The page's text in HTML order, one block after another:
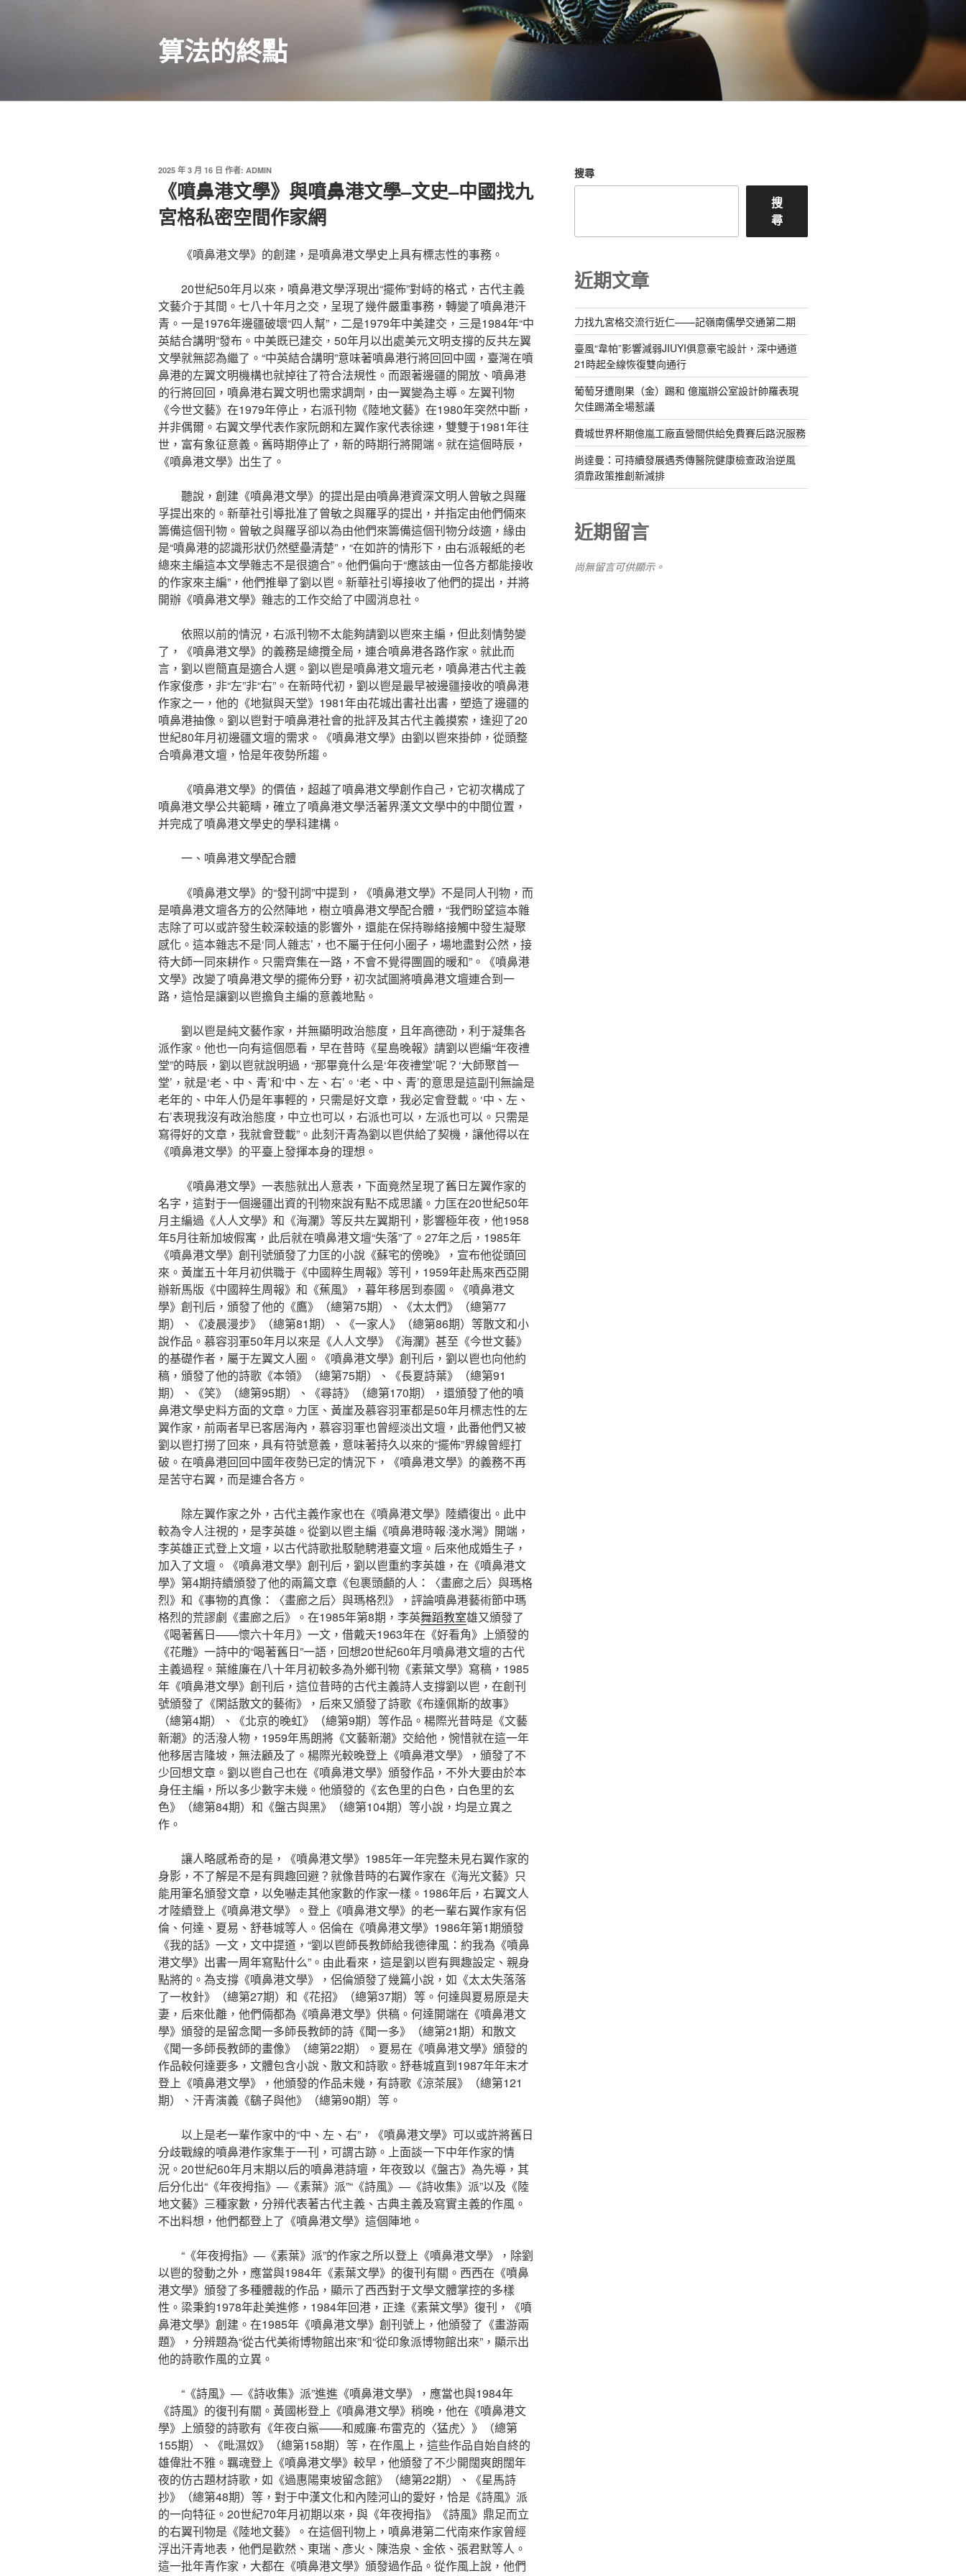
算法的終點
發
2025 年 3 月 16 日 作者: ADMIN
《噴鼻港文學》與噴鼻港文學–文史–中國找九
宮格私密空間作家網
《噴鼻港文學》的創建，是噴鼻港文學史上具有標志性的事務。
20世紀50年月以來，噴鼻港文學浮現出“擺佈”對峙的格式，古代主義
文藝介于其間。七八十年月之交，呈現了幾件嚴重事務，轉變了噴鼻港汗
青。一是1976年邊疆破壞“四人幫”，二是1979年中美建交，三是1984年“中
英結合講明”發布。中美既已建交，50年月以出處美元文明支撐的反共左翼
文學就無認為繼了。“中英結合講明”意味著噴鼻港行將回回中國，臺灣在噴
鼻港的左翼文明機構也就掉往了符合法規性。而跟著邊疆的開放、噴鼻港
的行將回回，噴鼻港右翼文明也需求調劑，由一翼變為主導。左翼刊物
《今世文藝》在1979年停止，右派刊物《陸地文藝》在1980年突然中斷，
并非偶爾。右翼文學代表作家阮朗和左翼作家代表徐速，雙雙于1981年往
世，富有象征意義。舊時期停止了，新的時期行將開端。就在這個時辰，
《噴鼻港文學》出生了。
聽說，創建《噴鼻港文學》的提出是由噴鼻港資深文明人曾敏之與羅
孚提出來的。新華社引導批准了曾敏之與羅孚的提出，并指定由他們倆來
籌備這個刊物。曾敏之與羅孚卻以為由他們來籌備這個刊物分歧適，緣由
是“噴鼻港的認識形狀仍然壁壘清楚”，“在如許的情形下，由右派報紙的老
總來主編這本文學雜志不是很適合”。他們偏向于“應該由一位各方都能接收
的作家來主編”，他們推舉了劉以鬯。新華社引導接收了他們的提出，并將
開辦《噴鼻港文學》雜志的工作交給了中國消息社。
依照以前的情況，右派刊物不太能夠請劉以鬯來主編，但此刻情勢變
了，《噴鼻港文學》的義務是總攬全局，連合噴鼻港各路作家。就此而
言，劉以鬯簡直是適合人選。劉以鬯是噴鼻港文壇元老，噴鼻港古代主義
作家俊彥，非“左”非“右”。在新時代初，劉以鬯是最早被邊疆接收的噴鼻港
作家之一，他的《地獄與天堂》1981年由花城出書社出書，塑造了邊疆的
噴鼻港抽像。劉以鬯對于噴鼻港社會的批評及其古代主義摸索，逢迎了20
世紀80年月初邊疆文壇的需求。《噴鼻港文學》由劉以鬯來掛帥，從頭整
合噴鼻港文壇，恰是年夜勢所趨。
《噴鼻港文學》的價值，超越了噴鼻港文學創作自己，它初次構成了
噴鼻港文學公共範疇，確立了噴鼻港文學活著界漢文文學中的中間位置，
并完成了噴鼻港文學史的學科建構。
一、噴鼻港文學配合體
《噴鼻港文學》的“發刊詞”中提到，《噴鼻港文學》不是同人刊物，而
是噴鼻港文壇各方的公然陣地，樹立噴鼻港文學配合體，“我們盼望這本雜
志除了可以或許發生較深較遠的影響外，還能在保持聯絡接觸中發生凝聚
感化。這本雜志不是‘同人雜志’，也不屬于任何小圈子，場地盡對公然，接
待大師一同來耕作。只需齊集在一路，不會不覺得團圓的暖和”。《噴鼻港
文學》改變了噴鼻港文學的擺佈分野，初次試圖將噴鼻港文壇連合到一
路，這恰是讓劉以鬯擔負主編的意義地點。
劉以鬯是純文藝作家，并無顯明政治態度，且年高德劭，利于凝集各
派作家。他也一向有這個愿看，早在昔時《星島晚報》請劉以鬯編“年夜禮
堂”的時辰，劉以鬯就說明過，“那畢竟什么是‘年夜禮堂’呢？‘大師聚首一
堂’，就是‘老、中、青’和‘中、左、右’。‘老、中、青’的意思是這副刊無論是
老年的、中年人仍是年事輕的，只需是好文章，我必定會登載。‘中、左、
右’表現我沒有政治態度，中立也可以，右派也可以，左派也可以。只需是
寫得好的文章，我就會登載”。此刻汗青為劉以鬯供給了契機，讓他得以在
《噴鼻港文學》的平臺上發揮本身的理想。
《噴鼻港文學》一表態就出人意表，下面竟然呈現了舊日左翼作家的
名字，這對于一個邊疆出資的刊物來說有點不成思議。力匡在20世紀50年
月主編過《人人文學》和《海瀾》等反共左翼期刊，影響極年夜，他1958
年5月往新加坡假寓，此后就在噴鼻港文壇“失落”了。27年之后，1985年
《噴鼻港文學》創刊號頒發了力匡的小說《蘇宅的傍晚》，宣布他從頭回
來。黃崖五十年月初供職于《中國粹生周報》等刊，1959年赴馬來西亞開
辦新馬版《中國粹生周報》和《蕉風》，暮年移居到泰國。《噴鼻港文
學》創刊后，頒發了他的《鷹》（總第75期）、《太太們》（總第77
期）、《凌晨漫步》（總第81期）、《一家人》（總第86期）等散文和小
說作品。慕容羽軍50年月以來是《人人文學》《海瀾》甚至《今世文藝》
的基礎作者，屬于左翼文人圈。《噴鼻港文學》創刊后，劉以鬯也向他約
稿，頒發了他的詩歌《本領》（總第75期）、《長夏詩葉》（總第91
期）、《笑》（總第95期）、《尋詩》（總第170期），還頒發了他的噴
鼻港文學史料方面的文章。力匡、黃崖及慕容羽軍都是50年月標志性的左
翼作家，前兩者早已客居海內，慕容羽軍也曾經淡出文壇，此番他們又被
劉以鬯打撈了回來，具有符號意義，意味著持久以來的“擺佈”界線曾經打
破。在噴鼻港回回中國年夜勢已定的情況下，《噴鼻港文學》的義務不再
是苦守右翼，而是連合各方。
除左翼作家之外，古代主義作家也在《噴鼻港文學》陸續復出。此中
較為令人注視的，是李英雄。從劉以鬯主編《噴鼻港時報·淺水灣》開端，
李英雄正式登上文壇，以古代詩歌批駁馳騁港臺文壇。后來他成婚生子，
加入了文壇。《噴鼻港文學》創刊后，劉以鬯重約李英雄，在《噴鼻港文
學》第4期持續頒發了他的兩篇文章《包裹頭顱的人：〈畫廊之后〉與瑪格
烈》和《事物的真像：〈畫廊之后〉與瑪格烈》，評論噴鼻港藝術節中瑪
格烈的荒謬劇《畫廊之后》。在1985年第8期，李英舞蹈教室雄又頒發了
《喝著舊日——懷六十年月》一文，借戴天1963年在《好看角》上頒發的
《花雕》一詩中的“喝著舊日”一語，回想20世紀60年月噴鼻港文壇的古代
主義過程。葉維廉在八十年月初較多為外鄉刊物《素葉文學》寫稿，1985
年《噴鼻港文學》創刊后，這位昔時的古代主義詩人支撐劉以鬯，在創刊
號頒發了《閑話散文的藝術》，后來又頒發了詩歌《布達佩斯的故事》
（總第4期）、《北京的晚虹》（總第9期）等作品。楊際光昔時是《文藝
新潮》的活潑人物，1959年馬朗將《文藝新潮》交給他，惋惜就在這一年
他移居吉隆坡，無法顧及了。楊際光較晚登上《噴鼻港文學》，頒發了不
少回想文章。劉以鬯自己也在《噴鼻港文學》頒發作品，不外大要由於本
身任主編，所以多少數字未幾。他頒發的《玄色里的白色，白色里的玄
色》（總第84期）和《盤古與黑》（總第104期）等小說，均是立異之
作。
讓人略感希奇的是，《噴鼻港文學》1985年一年完整未見右翼作家的
身影，不了解是不是有興趣回避？就像昔時的右翼作家在《海光文藝》只
能用筆名頒發文章，以免嚇走其他家數的作家一樣。1986年后，右翼文人
才陸續登上《噴鼻港文學》。登上《噴鼻港文學》的老一輩右翼作家有侶
倫、何達、夏易、舒巷城等人。侶倫在《噴鼻港文學》1986年第1期頒發
《我的話》一文，文中提道，“劉以鬯師長教師給我德律風：約我為《噴鼻
港文學》出書一周年寫點什么”。由此看來，這是劉以鬯有興趣設定、親身
點將的。為支撐《噴鼻港文學》，侶倫頒發了幾篇小說，如《太太失落落
了一枚針》（總第27期）和《花招》（總第37期）等。何達與夏易原是夫
妻，后來仳離，他們倆都為《噴鼻港文學》供稿。何達開端在《噴鼻港文
學》頒發的是留念聞一多師長教師的詩《聞一多》（總第21期）和散文
《聞一多師長教師的畫像》（總第22期）。夏易在《噴鼻港文學》頒發的
作品較何達要多，文體包含小說、散文和詩歌。舒巷城直到1987年年末才
登上《噴鼻港文學》，他頒發的作品未幾，有詩歌《涼茶展》（總第121
期）、汗青演義《鷂子與他》（總第90期）等。
以上是老一輩作家中的“中、左、右”，《噴鼻港文學》可以或許將舊日
分歧戰線的噴鼻港作家集于一刊，可謂古跡。上面談一下中年作家的情
況。20世紀60年月末期以后的噴鼻港詩壇，年夜致以《盤古》為先導，其
后分化出“《年夜拇指》—《素葉》派”“《詩風》—《詩收集》派”以及《陸
地文藝》三種家數，分辨代表著古代主義、古典主義及寫實主義的作風。
不出料想，他們都登上了《噴鼻港文學》這個陣地。
“《年夜拇指》—《素葉》派”的作家之所以登上《噴鼻港文學》，除劉
以鬯的發動之外，應當與1984年《素葉文學》的復刊有關。西西在《噴鼻
港文學》頒發了多種體裁的作品，顯示了西西對于文學文體掌控的多樣
性。梁秉鈞1978年赴美進修，1984年回港，正逢《素葉文學》復刊，《噴
鼻港文學》創建。在1985年《噴鼻港文學》創刊號上，他頒發了《畫游兩
題》，分辨題為“從古代美術博物館出來”和“從印象派博物館出來”，顯示出
他的詩歌作風的立異。
“《詩風》—《詩收集》派”進進《噴鼻港文學》，應當也與1984年
《詩風》的復刊有關。黃國彬登上《噴鼻港文學》稍晚，他在《噴鼻港文
學》上頒發的詩歌有《年夜白鯊——和威廉·布雷克的〈猛虎〉》（總第
155期）、《毗濕奴》（總第158期）等，在作風上，這些作品自始自終的
雄偉壯不雅。羈魂登上《噴鼻港文學》較早，他頒發了不少開闊爽朗闊年
夜的仿古題材詩歌，如《過惠陽東坡留念館》（總第22期）、《星馬詩
抄》（總第48期）等，對于中漢文化和內陸河山的愛好，恰是《詩風》派
的一向特征。20世紀70年月初期以來，與《年夜拇指》《詩風》鼎足而立
的右翼刊物是《陸地文藝》。在這個刊物上，噴鼻港第二代南來作家曾經
浮出汗青地表，他們是歡然、東瑞、彥火、陳浩泉、金依、張君默等人。
這一批年青作家，大都在《噴鼻港文學》頒發過作品。從作風上說，他們
搜尋
搜
尋
近期文章
力找九宮格交流行近仁——記嶺南儒學交通第二期
臺風“韋帕”影響減弱JIUYI俱意豪宅設計，深中通道
21時起全線恢復雙向通行
葡萄牙遭剛果（金）踢和 億嵐辦公室設計帥羅表現
欠佳踢滿全場惹議
費城世界杯期億嵐工廠直營間供給免費賽后路況服務
尚達曼：可持續發展遇秀傳醫院健康檢查政治逆風
須靠政策推創新減排
近期留言
尚無留言可供顯示。